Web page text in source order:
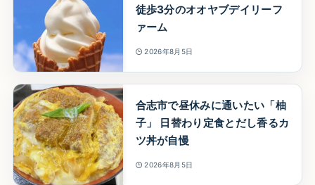
徒歩3分のオオヤブデイリーフ
ァーム
2026年8月5日
合志市で昼休みに通いたい「柚
子」 日替わり定食とだし香るカ
ツ丼が自慢
2026年8月5日